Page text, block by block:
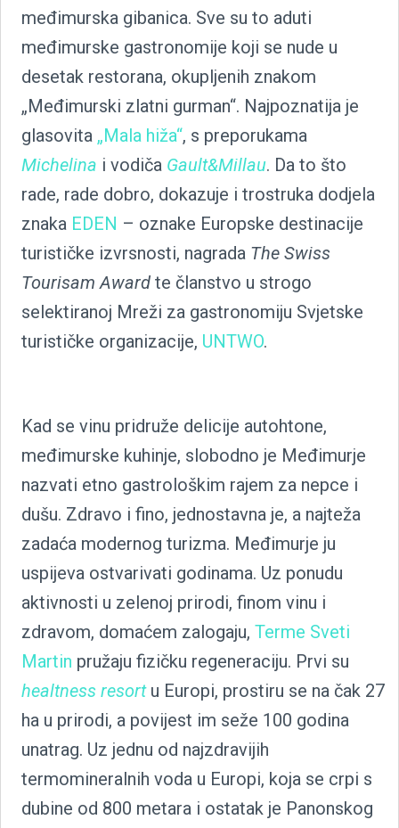
međimurska gibanica. Sve su to aduti
međimurske gastronomije koji se nude u
desetak restorana, okupljenih znakom
„Međimurski zlatni gurman“. Najpoznatija je
glasovita „Mala hiža“, s preporukama
Michelina i vodiča Gault&Millau. Da to što
rade, rade dobro, dokazuje i trostruka dodjela
znaka EDEN – oznake Europske destinacije
turističke izvrsnosti, nagrada The Swiss
Tourisam Award te članstvo u strogo
selektiranoj Mreži za gastronomiju Svjetske
turističke organizacije, UNTWO.
Kad se vinu pridruže delicije autohtone,
međimurske kuhinje, slobodno je Međimurje
nazvati etno gastrološkim rajem za nepce i
dušu. Zdravo i fino, jednostavna je, a najteža
zadaća modernog turizma. Međimurje ju
uspijeva ostvarivati godinama. Uz ponudu
aktivnosti u zelenoj prirodi, finom vinu i
zdravom, domaćem zalogaju,Terme Sveti
Martin pružaju fizičku regeneraciju. Prvi su
healtness resortu Europi, prostiru se na čak 27
ha u prirodi, a povijest im seže 100 godina
unatrag. Uz jednu od najzdravijih
termomineralnih voda u Europi, koja se crpi s
dubine od 800 metara i ostatak je Panonskog